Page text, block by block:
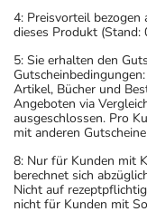
4: Preisvorteil bezogen
dieses Produkt (Stand:
5: Sie erhalten den
Artikel, Bücher und
Angeboten via
ausgeschlossen. Pro
mit anderen
8: Nur für Kunden mit
berechnet sich
Nicht auf
nicht für Kunden mit